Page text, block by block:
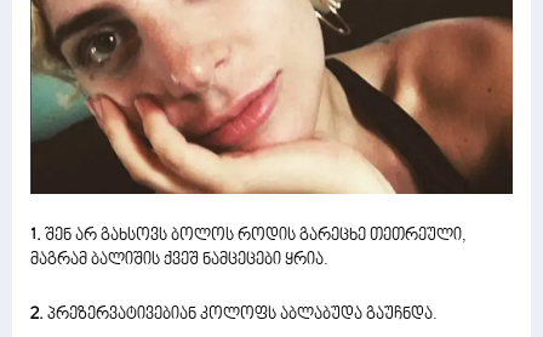
1. შენ არ გახსოვს ბოლოს როდის გარეცხე თეთრეული,
მაგრამ ბალიშის ქვეშ ნამცეცები ყრია.
2. პრეზერვატივებიან კოლოფს აბლაბუდა გაუჩნდა.